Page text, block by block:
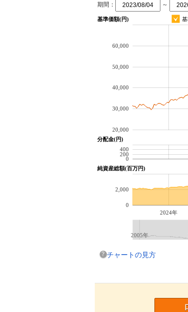
期間： ～
基準価額(円)
20,000
30,000
40,000
50,000
60,000
分配金(円)
0
200
400
純資産総額(百万円)
2024年
0
2,000
2005年
チャートの見方